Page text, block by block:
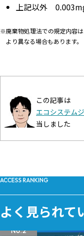
上記以外
※廃棄物処理法での規定内容
より異なる場合もあります。
この記事は
エコシステム
当しました
ACCESS RANKING
よく見られて
No.3